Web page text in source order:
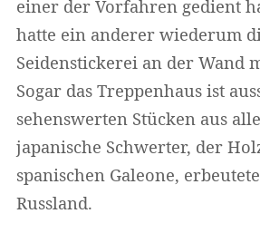
einer der Vorfahren gedient
hatte ein anderer wiederum
Seidenstickerei an der Wand
Sogar das Treppenhaus ist
sehenswerten Stücken aus
japanische Schwerter, der
spanischen Galeone,
Russland.